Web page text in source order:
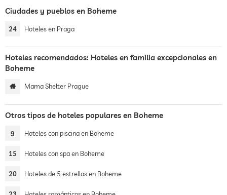
Ciudades y pueblos en Boheme
24 Hoteles en Praga
Hoteles recomendados: Hoteles en familia excepcionales en
Boheme
Mama Shelter Prague
Otros tipos de hoteles populares en Boheme
9 Hoteles con piscina en Boheme
15 Hoteles con spa en Boheme
20 Hoteles de 5 estrellas en Boheme